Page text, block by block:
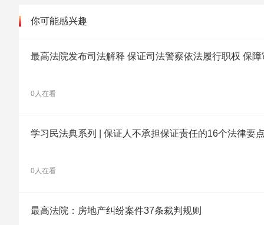
你可能感兴趣
最高法院发布司法解释 保证司法警察依法履行职权 保
0人在看
学习民法典系列 | 保证人不承担保证责任的16个法律要
0人在看
最高法院：房地产纠纷案件37条裁判规则